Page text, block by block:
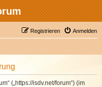
Anmelden
Registrieren
(„https://isdv.net/forum“) (im